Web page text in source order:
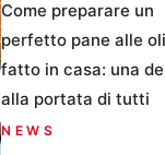
Come preparare un
perfetto pane alle
fatto in casa: una
alla portata di tutti
NEWS